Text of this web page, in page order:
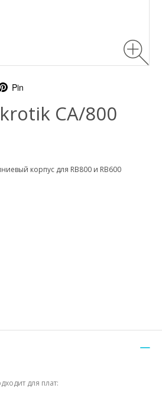
Pin
CA/800
корпус для RB800 и RB600
для плат: